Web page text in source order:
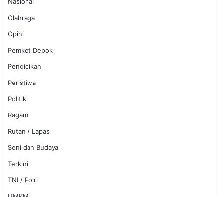
Olahraga
Opini
Pemkot Depok
Pendidikan
Peristiwa
Politik
Ragam
Rutan / Lapas
Seni dan Budaya
Terkini
TNI / Polri